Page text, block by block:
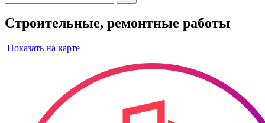
Строительные, ремонтные работы
Показать на карте